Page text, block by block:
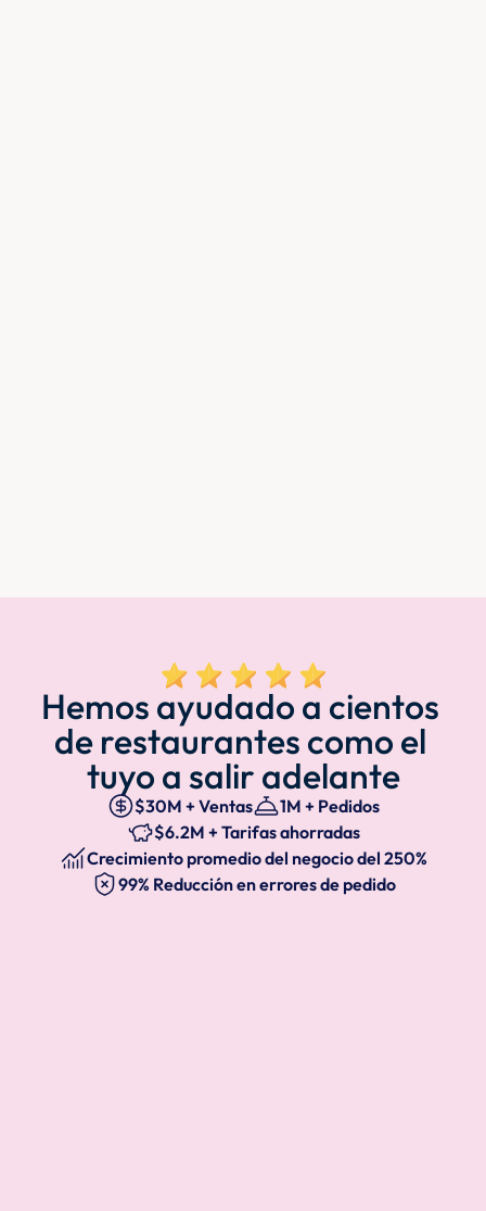
Hemos ayudado a cientos
de restaurantes como el
tuyo a salir adelante
$30M + Ventas
1M + Pedidos
$6.2M + Tarifas ahorradas
Crecimiento promedio del negocio del 250%
99% Reducción en errores de pedido